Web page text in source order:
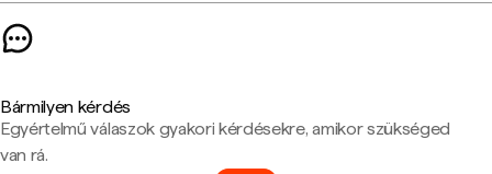
Bármilyen kérdés
Egyértelmű válaszok gyakori kérdésekre, amikor szükséged
van rá.